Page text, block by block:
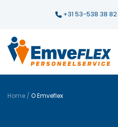
+31 53-538 38 82
Home / O Emveflex